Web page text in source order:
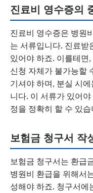
진료비 영수증의
진료비 영수증은 병원
는 서류입니다. 진료받
있어야 하죠. 이를테면
신청 자체가 불가능할
기셔야 하며, 분실 시
니다. 이 서류가 있어
정을 정확히 할 수 있습
보험금 청구서 작
보험금 청구서는 환급
병원비 환급을 위해서
성해야 하죠. 청구서에